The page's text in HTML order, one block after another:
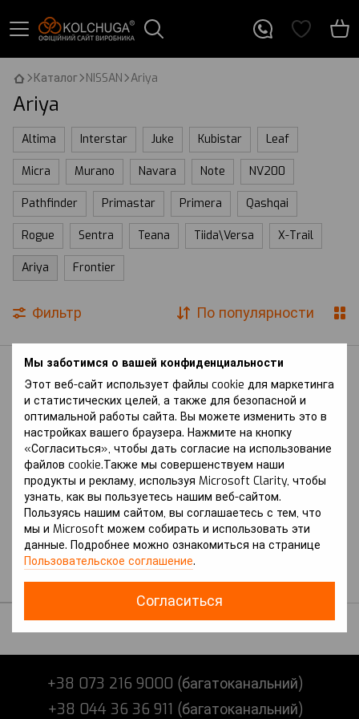
Мы заботимся о вашей конфиденциальности
Этот веб-сайт использует файлы cookie для маркетинга
и статистических целей, а также для безопасной и
оптимальной работы сайта. Вы можете изменить это в
настройках вашего браузера. Нажмите на кнопку
«Согласиться», чтобы дать согласие на использование
файлов cookie.Также мы совершенствуем наши
продукты и рекламу, используя Microsoft Clarity, чтобы
узнать, как вы пользуетесь нашим веб-сайтом.
Пользуясь нашим сайтом, вы соглашаетесь с тем, что
мы и Microsoft можем собирать и использовать эти
данные. Подробнее можно ознакомиться на странице
Пользовательское соглашение.
Согласиться
Каталог NISSAN Ariya
Ariya
Altima Interstar Juke Kubistar Leaf
Micra Murano Navara Note NV200
Pathfinder Primastar Primera Qashqai
Rogue Sentra Teana Tiida\Versa X-Trail
Ariya Frontier
Фильтр По популярности
Артикул: Ariya (2023 р.-) I
покоління (FE0)
NISSAN
Защита на Nissan Ariya
(2023 г.-) I поколение
(FE0)
В наличии
+38 073 216 9000 (багатоканальний)
+38 044 36 36 911 (багатоканальний)